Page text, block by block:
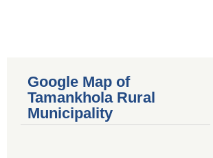
Google Map of
Tamankhola Rural
Municipality